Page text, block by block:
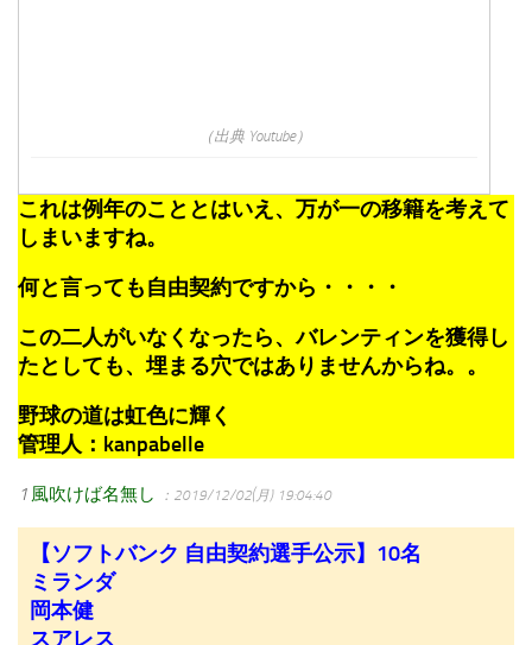
（出典 Youtube）
これは例年のこととはいえ、万が一の移籍を考えて
しまいますね。
何と言っても自由契約ですから・・・・
この二人がいなくなったら、バレンティンを獲得し
たとしても、埋まる穴ではありませんからね。。
野球の道は虹色に輝く
管理人：kanpabelle
1 風吹けば名無し ：2019/12/02(月) 19:04:40
【ソフトバンク 自由契約選手公示】10名
ミランダ
岡本健
スアレス